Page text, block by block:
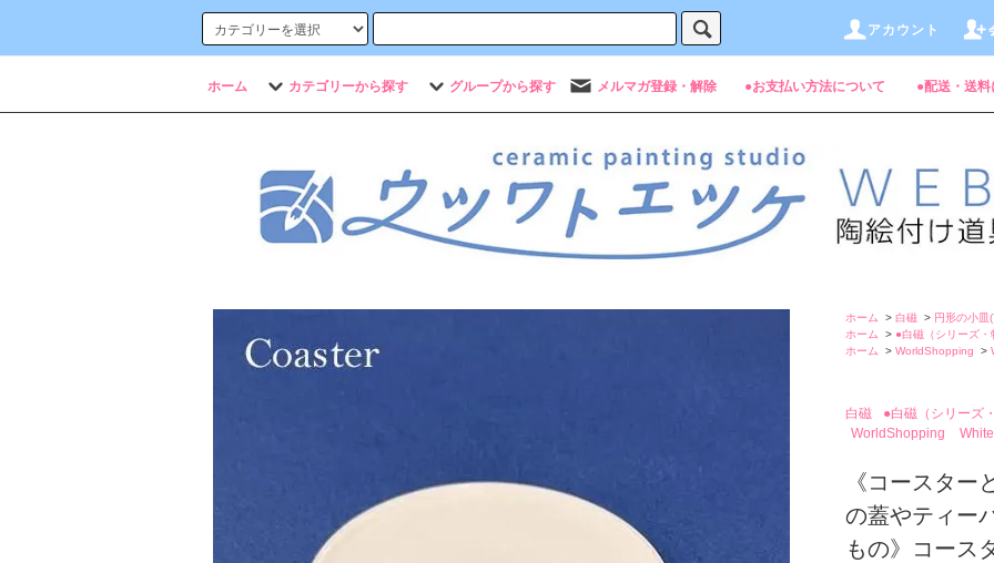
アカウント
ホーム カテゴリーから探す グループから探す メルマガ登録・解除 ●お支払い方法について ●配送・送料
ホーム > 白磁 > 円形の小皿
ホーム
> ●白磁（シリーズ・
ホーム
> WorldShopping >
白磁 ●白磁（シリーズ
WorldShopping
《コースタ
の蓋やティー
もの》コース